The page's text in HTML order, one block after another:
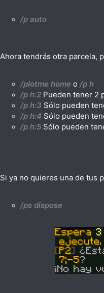
/p auto
Ahora tendrás otra parcela,
/plotme home o /p h
/p h:2 Pueden tener 2
/p h:3 Sólo pueden
/p h:4 Sólo pueden
/p h:5 Sólo pueden
Si ya no quieres una de tus
/ps dispose